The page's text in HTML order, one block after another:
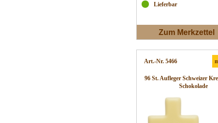
Lieferbar
Zum Merkzettel
Art.-Nr. 5466
96 St. Aufleger Schweizer
Schokolade